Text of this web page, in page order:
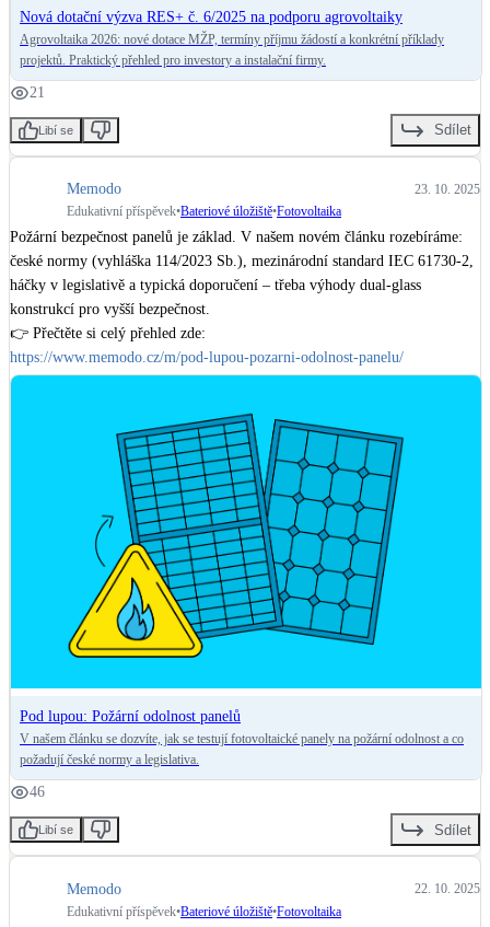
Nová dotační výzva RES+ č. 6/2025 na podporu agrovoltaiky
Agrovoltaika 2026: nové dotace MŽP, termíny příjmu žádostí a konkrétní příklady
projektů. Praktický přehled pro investory a instalační firmy.
21
Libí se Sdílet
Memodo
23. 10. 2025
Edukativní příspěvek•Bateriové úložiště•Fotovoltaika
Požární bezpečnost panelů je základ. V našem novém článku rozebíráme:
české normy (vyhláška 114/2023 Sb.), mezinárodní standard IEC 61730‑2,
háčky v legislativě a typická doporučení – třeba výhody dual‑glass
konstrukcí pro vyšší bezpečnost.
https://www.memodo.cz/m/pod-lupou-pozarni-odolnost-panelu/
Pod lupou: Požární odolnost panelů
V našem článku se dozvíte, jak se testují fotovoltaické panely na požární odolnost a co
požadují české normy a legislativa.
46
Libí se Sdílet
Memodo
22. 10. 2025
Edukativní příspěvek•Bateriové úložiště•Fotovoltaika